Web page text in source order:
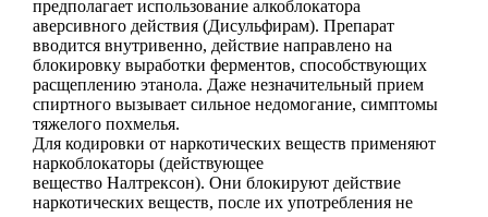
предполагает использование алкоблокатора
аверсивного действия (Дисульфирам). Препарат
вводится внутривенно, действие направлено на
блокировку выработки ферментов, способствующих
расщеплению этанола. Даже незначительный прием
спиртного вызывает сильное недомогание, симптомы
тяжелого похмелья.
Для кодировки от наркотических веществ применяют
наркоблокаторы (действующее
вещество Налтрексон). Они блокируют действие
наркотических веществ, после их употребления не